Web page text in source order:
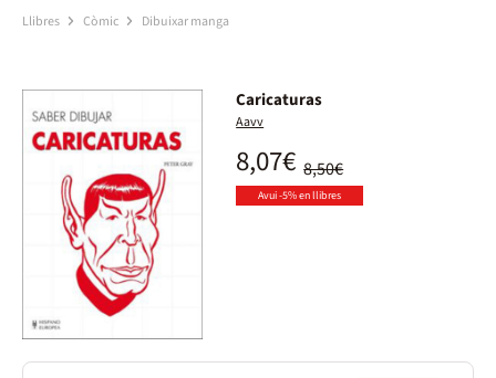
Llibres Còmic Dibuixar manga
Caricaturas
Aavv
8,50€
8,07€
Avui -5% en llibres